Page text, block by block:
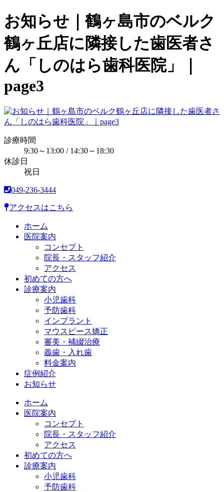
お知らせ｜鶴ヶ島市のベルク
鶴ヶ丘店に隣接した歯医者さ
ん「しのはら歯科医院」｜
page3
診療時間
9:30～13:00 / 14:30～18:30
休診日
祝日
049-236-3444
アクセスはこちら
ホーム
医院案内
コンセプト
院長・スタッフ紹介
アクセス
初めての方へ
診療案内
小児歯科
予防歯科
インプラント
マウスピース矯正
審美・補綴治療
義歯・入れ歯
料金案内
症例紹介
お知らせ
ホーム
医院案内
コンセプト
院長・スタッフ紹介
アクセス
初めての方へ
診療案内
小児歯科
予防歯科